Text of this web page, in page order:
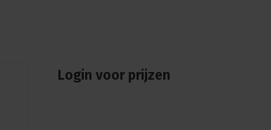
Login voor prijzen